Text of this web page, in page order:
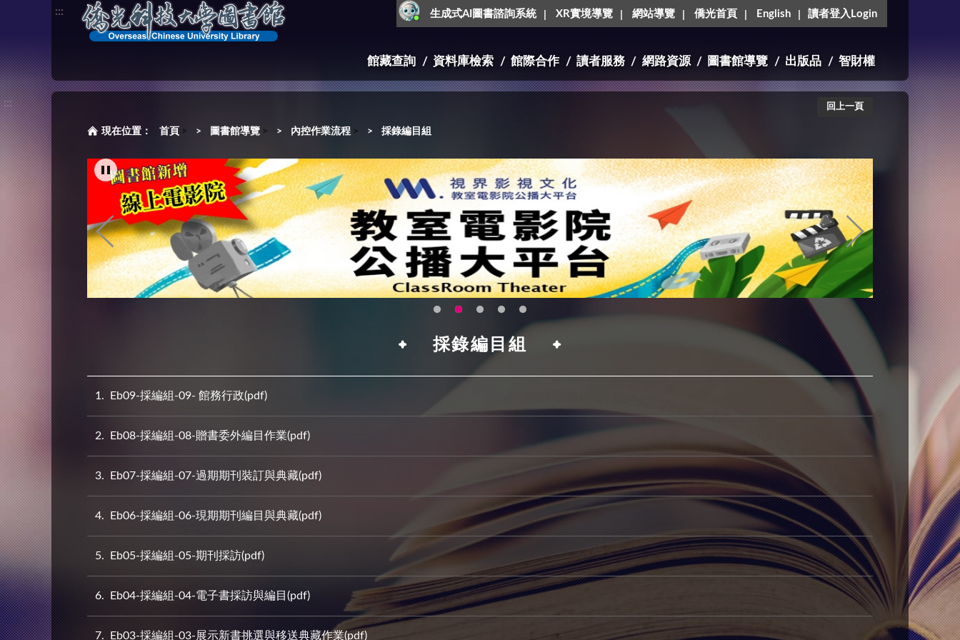
::: 生成式AI圖書諮詢系統 XR實境導覽 網站導覽 僑光首頁 English 讀者登入Login
館藏查詢 資料庫檢索 館際合作 讀者服務 網路資源 圖書館導覽 出版品 智財權
::: 回上一頁
首頁 > 圖書館導覽 > 內控作業流程 > 採錄編目組
採錄編目組
1 Eb09-採編組-09- 館務行政(pdf)
2 Eb08-採編組-08-贈書委外編目作業(pdf)
3 Eb07-採編組-07-過期期刊裝訂與典藏(pdf)
4 Eb06-採編組-06-現期期刊編目與典藏(pdf)
5 Eb05-採編組-05-期刊採訪(pdf)
6 Eb04-採編組-04-電子書採訪與編目(pdf)
7 Eb03-採編組-03-展示新書挑選與移送典藏作業(pdf)